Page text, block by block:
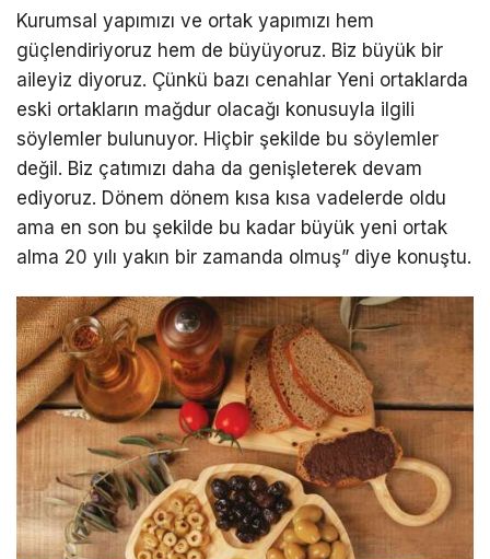
Kurumsal yapımızı ve ortak yapımızı hem
güçlendiriyoruz hem de büyüyoruz. Biz büyük bir
aileyiz diyoruz. Çünkü bazı cenahlar Yeni ortaklarda
eski ortakların mağdur olacağı konusuyla ilgili
söylemler bulunuyor. Hiçbir şekilde bu söylemler
değil. Biz çatımızı daha da genişleterek devam
ediyoruz. Dönem dönem kısa kısa vadelerde oldu
ama en son bu şekilde bu kadar büyük yeni ortak
alma 20 yılı yakın bir zamanda olmuş” diye konuştu.